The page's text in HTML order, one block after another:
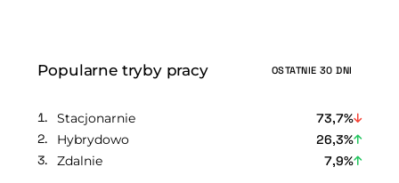
Popularne tryby pracy OSTATNIE 30 DNI
Stacjonarnie
73,7%
Hybrydowo
26,3%
Zdalnie
7,9%